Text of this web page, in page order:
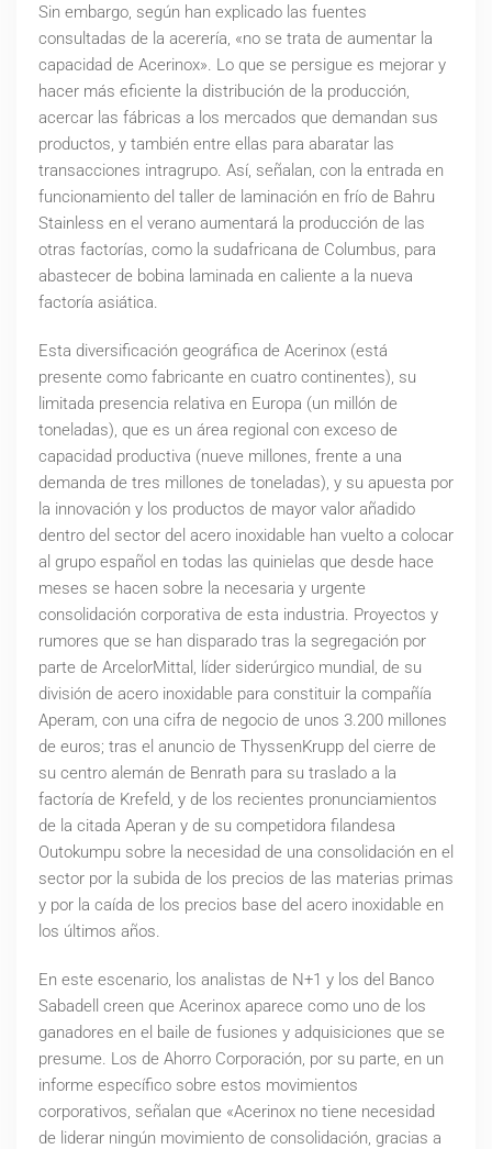
Sin embargo, según han explicado las fuentes
consultadas de la acerería, «no se trata de aumentar la
capacidad de Acerinox». Lo que se persigue es mejorar y
hacer más eficiente la distribución de la producción,
acercar las fábricas a los mercados que demandan sus
productos, y también entre ellas para abaratar las
transacciones intragrupo. Así, señalan, con la entrada en
funcionamiento del taller de laminación en frío de Bahru
Stainless en el verano aumentará la producción de las
otras factorías, como la sudafricana de Columbus, para
abastecer de bobina laminada en caliente a la nueva
factoría asiática.
Esta diversificación geográfica de Acerinox (está
presente como fabricante en cuatro continentes), su
limitada presencia relativa en Europa (un millón de
toneladas), que es un área regional con exceso de
capacidad productiva (nueve millones, frente a una
demanda de tres millones de toneladas), y su apuesta por
la innovación y los productos de mayor valor añadido
dentro del sector del acero inoxidable han vuelto a colocar
al grupo español en todas las quinielas que desde hace
meses se hacen sobre la necesaria y urgente
consolidación corporativa de esta industria. Proyectos y
rumores que se han disparado tras la segregación por
parte de ArcelorMittal, líder siderúrgico mundial, de su
división de acero inoxidable para constituir la compañía
Aperam, con una cifra de negocio de unos 3.200 millones
de euros; tras el anuncio de ThyssenKrupp del cierre de
su centro alemán de Benrath para su traslado a la
factoría de Krefeld, y de los recientes pronunciamientos
de la citada Aperan y de su competidora filandesa
Outokumpu sobre la necesidad de una consolidación en el
sector por la subida de los precios de las materias primas
y por la caída de los precios base del acero inoxidable en
los últimos años.
En este escenario, los analistas de N+1 y los del Banco
Sabadell creen que Acerinox aparece como uno de los
ganadores en el baile de fusiones y adquisiciones que se
presume. Los de Ahorro Corporación, por su parte, en un
informe específico sobre estos movimientos
corporativos, señalan que «Acerinox no tiene necesidad
de liderar ningún movimiento de consolidación, gracias a